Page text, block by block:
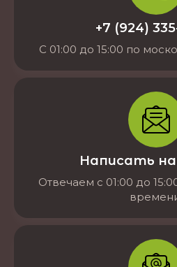
+7 (924)
С 01:00 до 15:00 по
Написать
Отвечаем с 01:00 до